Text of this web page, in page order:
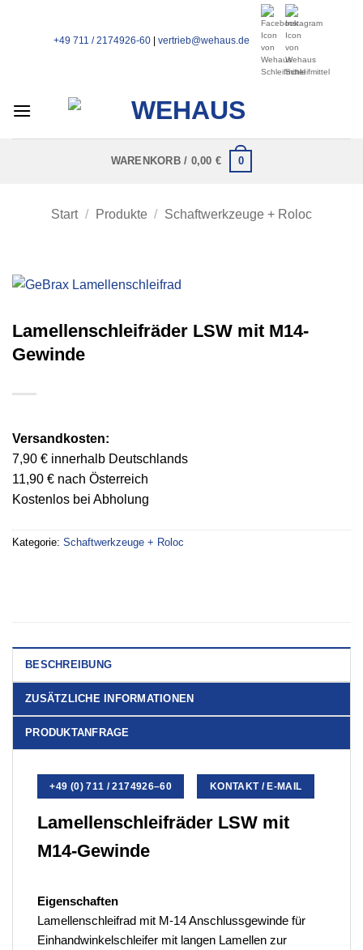
+49 711 / 2174926-60 vertrieb@wehaus.de
WARENKORB / 0,00 € 0
Start / Produkte / Schaftwerkzeuge + Roloc
Lamellenschleifräder LSW mit M14-
Gewinde
Versandkosten:
7,90 € innerhalb Deutschlands
11,90 € nach Österreich
Kostenlos bei Abholung
Kategorie: Schaftwerkzeuge + Roloc
BESCHREIBUNG
ZUSÄTZLICHE INFORMATIONEN
PRODUKTANFRAGE
+49 (0) 711 / 2174926–60 KONTAKT / E-MAIL
Lamellenschleifräder LSW mit
M14-Gewinde
Eigenschaften
Lamellenschleifrad mit M-14 Anschlussgewinde für
Einhandwinkelschleifer mit langen Lamellen zur